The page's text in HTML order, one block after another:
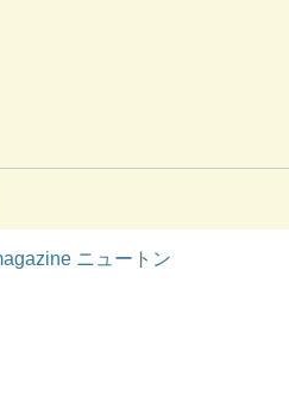
ニュートン